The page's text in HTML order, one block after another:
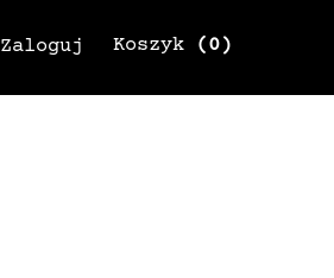
Koszyk (0)
Zaloguj